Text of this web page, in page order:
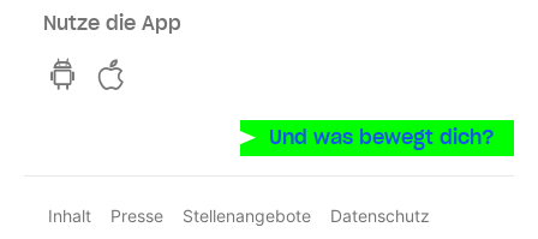
Nutze die App
hvv switch App auf GooglePlay
Und was bewegt dich?
Inhalt Presse Stellenangebote
Datenschutz